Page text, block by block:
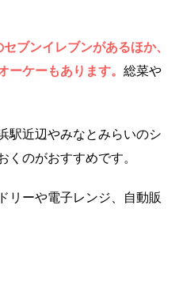
ブンイレブンがあるほか、
ーケーもあります。 総菜や
駅近辺やみなとみらいのシ
くのがおすすめです。
リーや電子レンジ、自動販